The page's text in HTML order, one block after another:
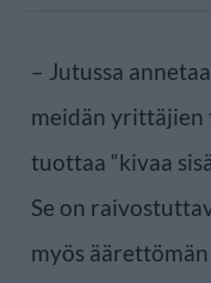
– Jutussa
meidän
tuottaa “kivaa
Se on
myös